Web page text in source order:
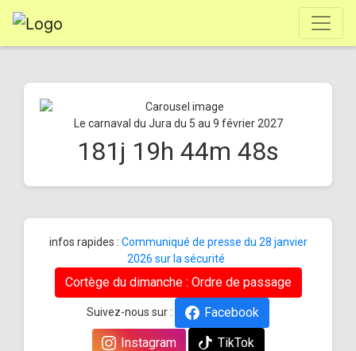
Le carnaval du Jura du 5 au 9 février 2027
181 j 19h 44m 48s
infos rapides : Communiqué de presse du 28 janvier
2026 sur la sécurité
Cortège du dimanche : Ordre de passage
Suivez-nous sur :
Facebook
Instagram
TikTok